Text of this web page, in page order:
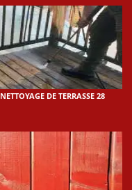
NETTOYAGE DE TERRASSE 28